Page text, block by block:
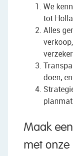
We
tot
Alles
doen,
Maak
met onze